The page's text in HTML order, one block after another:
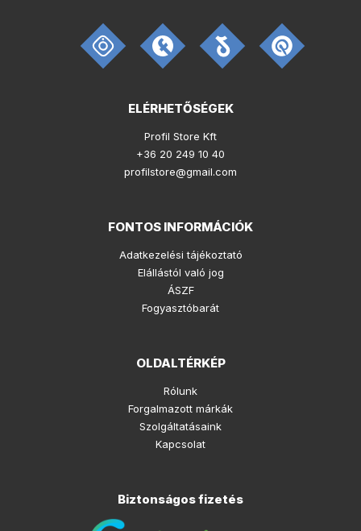
ELÉRHETŐSÉGEK
Profil Store Kft
+36 20 249 10 40
profilstore@gmail.com
FONTOS INFORMÁCIÓK
Adatkezelési tájékoztató
Elállástól való jog
ÁSZF
Fogyasztóbarát
OLDALTÉRKÉP
Rólunk
Forgalmazott márkák
Szolgáltatásaink
Kapcsolat
Biztonságos fizetés